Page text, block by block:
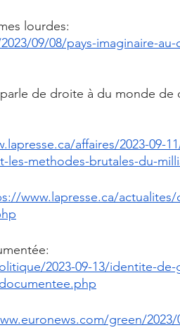
lourdes:
09/08/pays-imaginaire-
de droite à du monde de
affaires/2023-09-
methodes-brutales-du-
www.lapresse.ca/actualites/
2023-09-13/identite-
green/